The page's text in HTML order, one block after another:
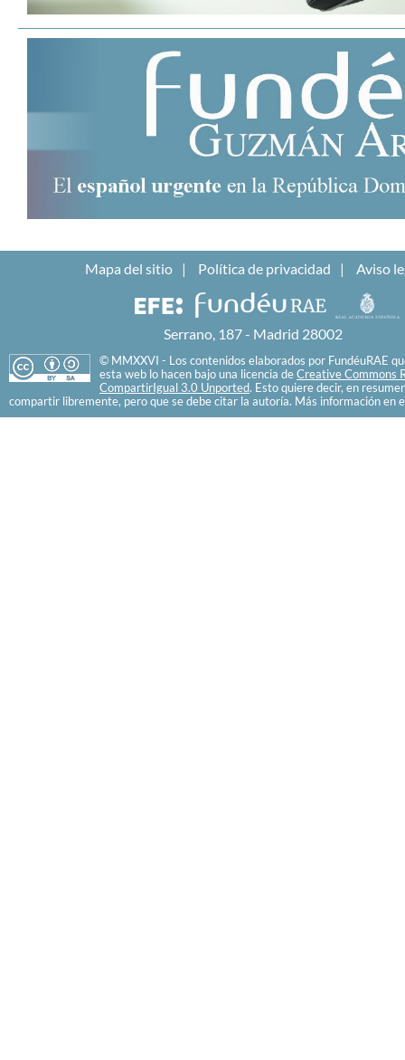
Mapa del sitio Política de privacidad Aviso
Serrano, 187 - Madrid 28002
© MMXXVI - Los contenidos elaborados por FundéuRAE
esta web lo hacen bajo una licencia de Creative Commons
CompartirIgual 3.0 Unported. Esto quiere decir, en
compartir libremente, pero que se debe citar la autoría. Más información en